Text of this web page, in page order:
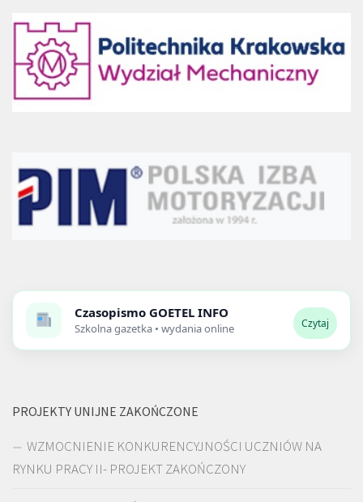
Czasopismo GOETEL INFO
Szkolna gazetka • wydania online Czytaj
PROJEKTY UNIJNE ZAKOŃCZONE
WZMOCNIENIE KONKURENCYJNOŚCI UCZNIÓW NA
RYNKU PRACY II- PROJEKT ZAKOŃCZONY